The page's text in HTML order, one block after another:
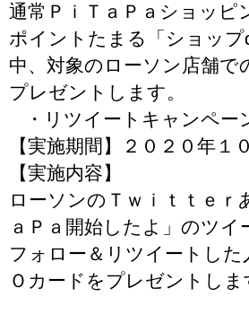
通常ＰｉＴａＰａショッピ
ポイントたまる「ショッ
中、対象のローソン店舗
プレゼントします。
・リツイートキャンペー
【実施期間】２０２０年
【実施内容】
ローソンのＴｗｉｔｔｅ
ａＰａ開始したよ」のツイ
フォロー＆リツイートし
Ｏカードをプレゼントしま